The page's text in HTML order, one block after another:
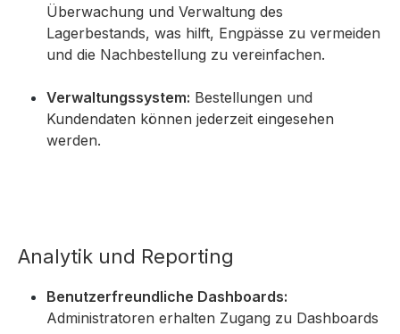
Überwachung und Verwaltung des
Lagerbestands, was hilft, Engpässe zu vermeiden
und die Nachbestellung zu vereinfachen.
Verwaltungssystem: Bestellungen und
Kundendaten können jederzeit eingesehen
werden.
Analytik und Reporting
Benutzerfreundliche Dashboards:
Administratoren erhalten Zugang zu Dashboards